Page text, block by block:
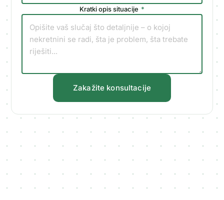
Kratki opis situacije *
Zakažite konsultacije